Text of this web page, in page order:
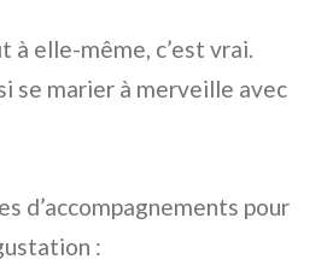
à elle-même, c’est vrai.
se marier à merveille avec
d’accompagnements pour
: